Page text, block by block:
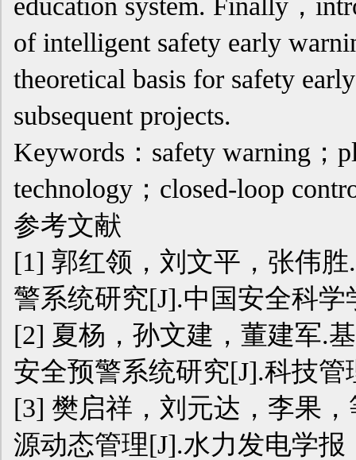
education system. Finally，
of intelligent safety early
theoretical basis for safety
subsequent projects.
Keywords：safety warning；
technology；closed-loop
参考文献
[1] 郭红领，刘文平，张伟
警系统研究[J].中国安全科学
[2] 夏杨，孙文建，董建军.
安全预警系统研究[J].科技管
[3] 樊启祥，刘元达，李果
源动态管理[J].水力发电学报